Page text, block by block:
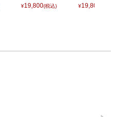
ト マグロール） ブ
¥19,800(税込)
ト マグロー
¥19,800